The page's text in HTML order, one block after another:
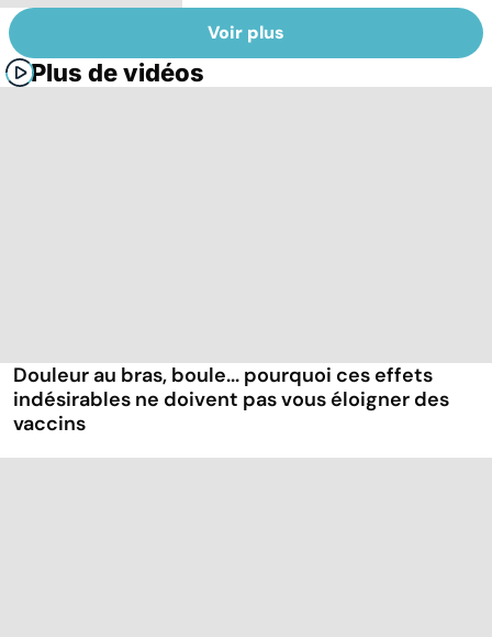
Voir plus
Plus de vidéos
Douleur au bras, boule... pourquoi ces effets
indésirables ne doivent pas vous éloigner des
vaccins